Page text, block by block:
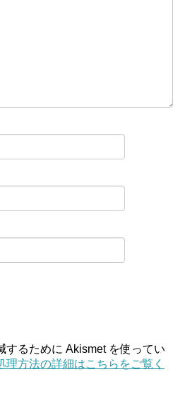
するために Akismet を使ってい
理方法の詳細はこちらをご覧く